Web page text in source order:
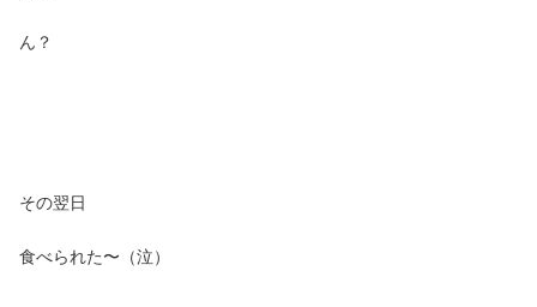
ん？
その翌日
食べられた〜（泣）